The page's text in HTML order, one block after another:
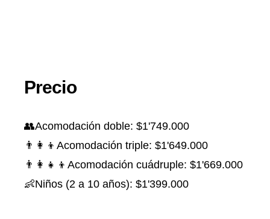
Precio
👥Acomodación doble: $1'749.000
👨‍👩‍👦Acomodación triple: $1'649.000
👨‍👩‍👧‍👦Acomodación cuádruple: $1'669.000
👶Niños (2 a 10 años): $1'399.000